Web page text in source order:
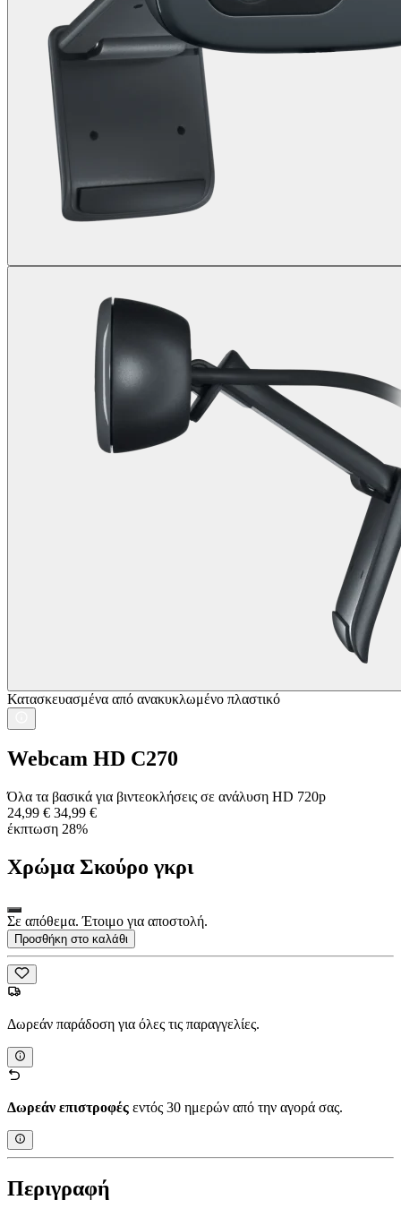
Κατασκευασμένα από ανακυκλωμένο πλαστικό
Webcam HD C270
Όλα τα βασικά για βιντεοκλήσεις σε ανάλυση HD 720p
24,99 € 34,99 €
έκπτωση 28%
Χρώμα Σκούρο γκρι
Σε απόθεμα. Έτοιμο για αποστολή.
Προσθήκη στο καλάθι
Δωρεάν παράδοση για όλες τις παραγγελίες.
Δωρεάν επιστροφές εντός 30 ημερών από την αγορά σας.
Περιγραφή